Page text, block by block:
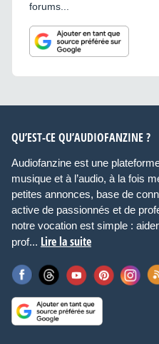
forums...
QU’EST-CE QU’AUDIOFANZINE ?
Audiofanzine est une
musique et à l’audio, à la fois
petites annonces, base de
active de passionnés et de
notre vocation est simple :
prof... Lire la suite